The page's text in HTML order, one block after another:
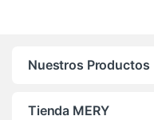
Nuestros Productos
Tienda MERY